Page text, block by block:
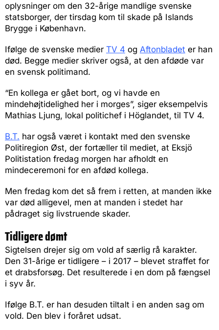
oplysninger om den 32-årige mandlige svenske
statsborger, der tirsdag kom til skade på Islands
Brygge i København.
Ifølge de svenske medier TV 4 og Aftonbladet er han
død. Begge medier skriver også, at den afdøde var
en svensk politimand.
“En kollega er gået bort, og vi havde en
mindehøjtidelighed her i morges”, siger eksempelvis
Mathias Ljung, lokal politichef i Höglandet, til TV 4.
B.T. har også været i kontakt med den svenske
Politiregion Øst, der fortæller til mediet, at Eksjö
Politistation fredag morgen har afholdt en
mindeceremoni for en afdød kollega.
Men fredag kom det så frem i retten, at manden ikke
var død alligevel, men at manden i stedet har
pådraget sig livstruende skader.
Tidligere dømt
Sigtelsen drejer sig om vold af særlig rå karakter.
Den 31-årige er tidligere – i 2017 – blevet straffet for
et drabsforsøg. Det resulterede i en dom på fængsel
i syv år.
Ifølge B.T. er han desuden tiltalt i en anden sag om
vold. Den blev i foråret udsat.